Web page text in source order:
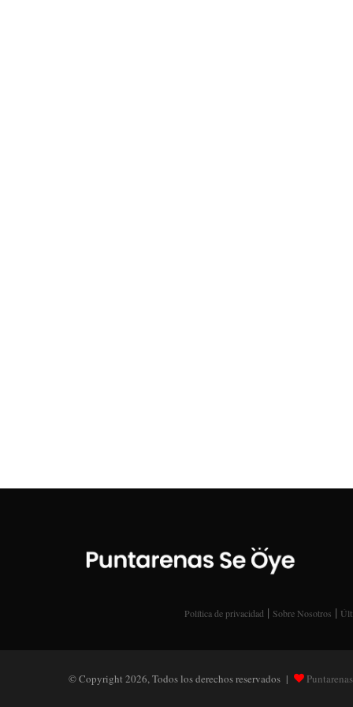
Política de privacidad | Sobre Nosotros |
© Copyright 2026, Todos los derechos reservados |